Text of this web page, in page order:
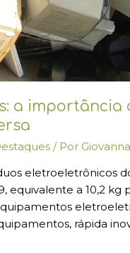
a importância
/ Por
eletroeletrônicos
equivalente a 10,2 kg
rápida